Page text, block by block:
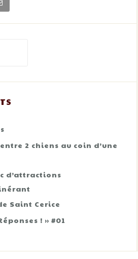
2 chiens au coin d’une
d’attractions
Saint Cerice
! » #01